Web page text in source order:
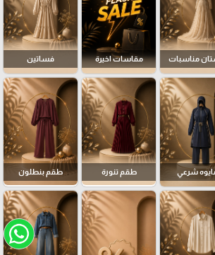
مناسبات مقاسات اخيرة فساتين
شرعي طقم تنورة طقم بنطلون